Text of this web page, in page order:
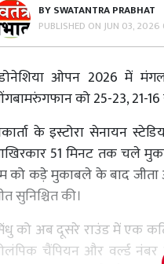
BYSWATANTRA PRABHAT
PUBLISHED ONJUN 03, 2026
ओपन 2026 में
को 25-23, 21-
के इस्टोरा सेनायन
51 मिनट तक चले
को कड़े मुकाबले के बाद जीता
सुनिश्चित की।
को अब दूसरे राउंड में एक
चैंपियन और वर्ल्ड नंबर